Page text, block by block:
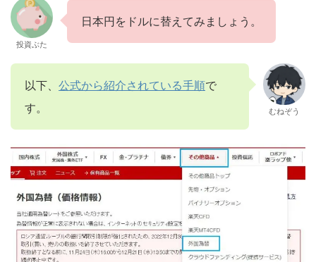
投資ぶた
日本円をドルに替えてみましょう。
以下、 公式から紹介されている手順で
す。
むねぞう